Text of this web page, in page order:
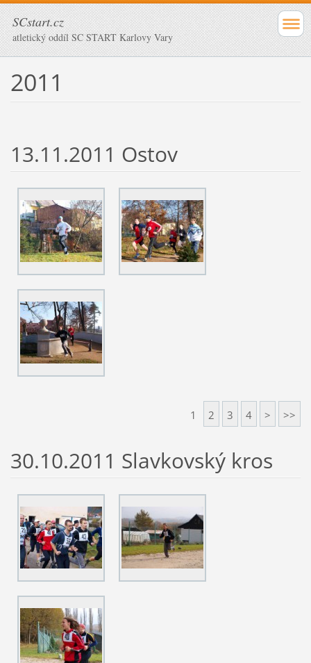
SCstart.cz
atletický oddíl SC START Karlovy Vary
2011
13.11.2011 Ostov
1 2 3 4 > >>
30.10.2011 Slavkovský kros